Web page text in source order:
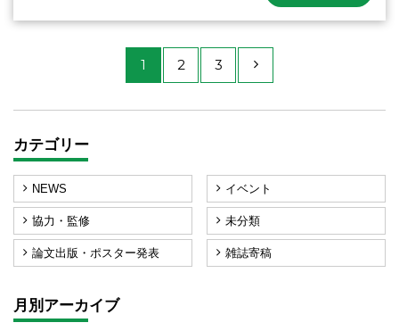
1 2 3
カテゴリー
NEWS イベント
協力・監修 未分類
論文出版・ポスター発表 雑誌寄稿
月別アーカイブ